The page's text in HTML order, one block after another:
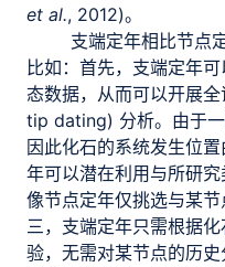
et al., 2012)。
支端定年相比节点定
比如：首先，支端定年
态数据，从而可以开展
tip dating) 分析。由于一
因此化石的系统发生位
年可以潜在利用与所研
像节点定年仅挑选与某
三，支端定年只需根据
验，无需对某节点的历